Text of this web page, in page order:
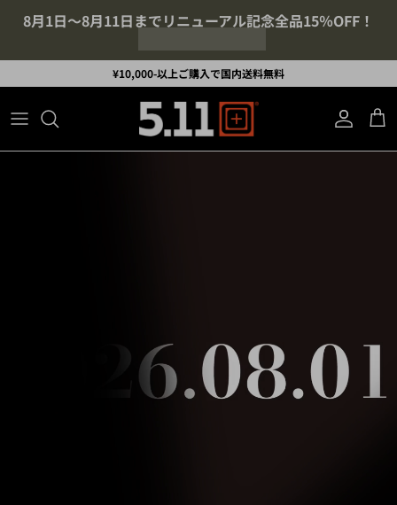
コンテンツへスキップ
5.11Tactical Jaapnチャンネルもどうぞ
¥10,000-以上ご購入で国内送料無料
アカウント
カ